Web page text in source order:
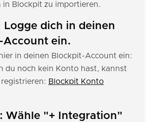
in Blockpit zu importieren.
Logge dich in deinen
Account ein.
in deinen Blockpit-Account ein:
du noch kein Konto hast, kannst
Blockpit Konto
Wähle "+ Integration"